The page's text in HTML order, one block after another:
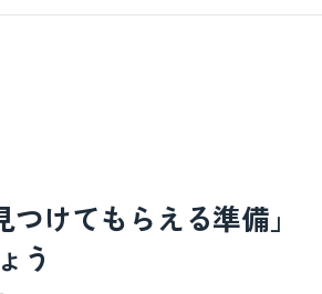
測で答えさせない設計にすれば、リスクは大
つけてもらえる準備」
う